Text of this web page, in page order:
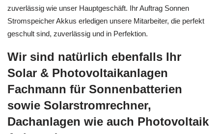
zuverlässig wie unser Hauptgeschäft. Ihr Auftrag Sonnen
Stromspeicher Akkus erledigen unsere Mitarbeiter, die perfekt
geschult sind, zuverlässig und in Perfektion.
Wir sind natürlich ebenfalls Ihr
Solar & Photovoltaikanlagen
Fachmann für Sonnenbatterien
sowie Solarstromrechner,
Dachanlagen wie auch Photovoltaik